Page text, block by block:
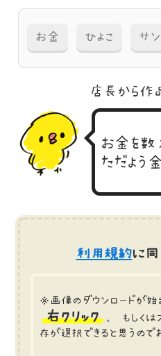
お金 ひよこ サ
店長から作
お金を数
ただよう
利用規約に同
※画像のダウンロードが始
右クリック 、 もしくは
存が選択できると思うので